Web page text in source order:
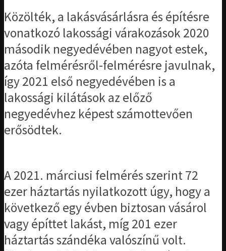
Közölték, a lakásvásárlásra és építésre
vonatkozó lakossági várakozások 2020
második negyedévében nagyot estek,
azóta felmérésről-felmérésre javulnak,
így 2021 első negyedévében is a
lakossági kilátások az előző
negyedévhez képest számottevően
erősödtek.
A 2021. márciusi felmérés szerint 72
ezer háztartás nyilatkozott úgy, hogy a
következő egy évben biztosan vásárol
vagy építtet lakást, míg 201 ezer
háztartás szándéka valószínű volt.